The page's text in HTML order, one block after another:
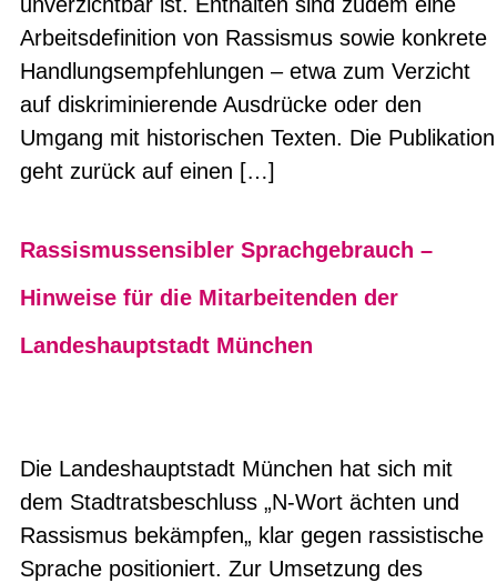
Arbeitsdefinition von Rassismus sowie konkrete
Handlungsempfehlungen – etwa zum Verzicht
auf diskriminierende Ausdrücke oder den
Umgang mit historischen Texten. Die Publikation
geht zurück auf einen […]
Rassismussensibler Sprachgebrauch –
Hinweise für die Mitarbeitenden der
Landeshauptstadt München
Die Landeshauptstadt München hat sich mit
dem Stadtratsbeschluss „N-Wort ächten und
Rassismus bekämpfen„ klar gegen rassistische
Sprache positioniert. Zur Umsetzung des